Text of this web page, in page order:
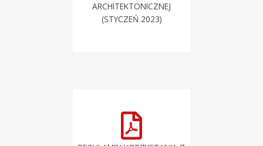
ARCHITEKTONICZNEJ
(STYCZEŃ 2023)